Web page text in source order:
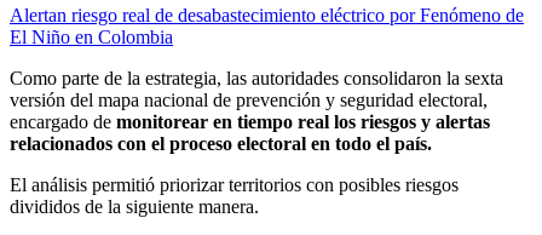
Alertan riesgo real de desabastecimiento eléctrico por Fenómeno de
El Niño en Colombia
Como parte de la estrategia, las autoridades consolidaron la sexta
versión del mapa nacional de prevención y seguridad electoral,
encargado de monitorear en tiempo real los riesgos y alertas
relacionados con el proceso electoral en todo el país.
El análisis permitió priorizar territorios con posibles riesgos
divididos de la siguiente manera.